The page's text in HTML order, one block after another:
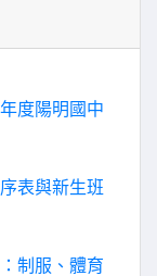
度陽明國中
表與新生班
制服、體育